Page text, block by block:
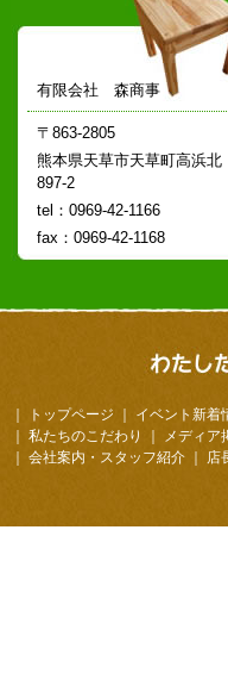
有限会社 森商事
〒863-2805
熊本県天草市天草町高浜北
897-2
tel：0969-42-1166
fax：0969-42-1168
トップページ イベント新着
私たちのこだわり メディア
会社案内・スタッフ紹介 店